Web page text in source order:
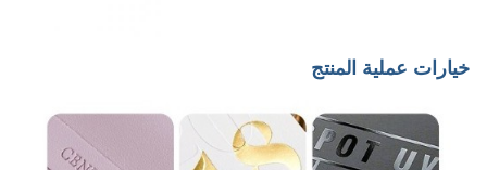
خيارات عملية المنتج